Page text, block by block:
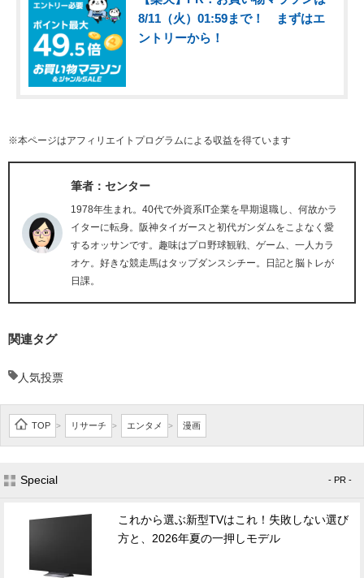
8/11（火）01:59まで！ まずはエ
ントリーから！
※本ページはアフィリエイトプログラムによる収益を得ています
筆者：センター
1978年生まれ。40代で外資系IT企業を早期退職し、何故かラ
イターに転身。阪神タイガースと初代ガンダムをこよなく愛
するオッサンです。趣味はプロ野球観戦、ゲーム、一人カラ
オケ。好きな競走馬はタップダンスシチー。日記と脳トレが
日課。
関連タグ
人気投票
TOP > リサーチ > エンタメ > 漫画
Special - PR -
これから選ぶ新型TVはこれ！失敗しない選び
方と、2026年夏の一押しモデル